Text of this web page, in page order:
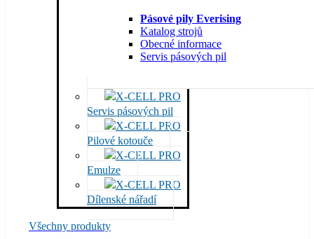
Pásové pily Everising
Katalog strojů
Obecné informace
Servis pásových pil
Servis pásových pil
Pilové kotouče
Emulze
Dílenské nářadí
Všechny produkty